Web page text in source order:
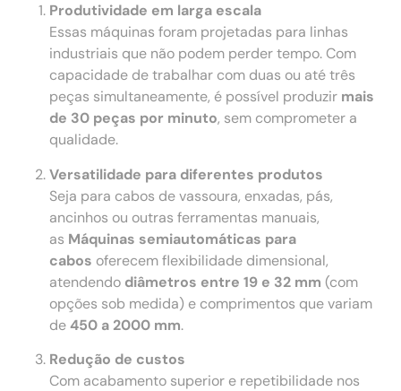
Produtividade em larga escala
Essas máquinas foram projetadas para linhas
industriais que não podem perder tempo. Com
capacidade de trabalhar com duas ou até três
peças simultaneamente, é possível produzir mais
de 30 peças por minuto, sem comprometer a
qualidade.
Versatilidade para diferentes produtos
Seja para cabos de vassoura, enxadas, pás,
ancinhos ou outras ferramentas manuais,
as Máquinas semiautomáticas para
cabos oferecem flexibilidade dimensional,
atendendo diâmetros entre 19 e 32 mm (com
opções sob medida) e comprimentos que variam
de450 a 2000 mm.
Redução de custos
Com acabamento superior e repetibilidade nos